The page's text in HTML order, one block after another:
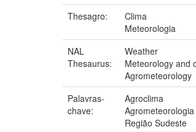
Thesagro:
Clima
Meteorologia
NAL
Thesaurus:
Weather
Meteorology and
Agrometeorology
Palavras-
chave:
Agroclima
Agrometeorologia
Região Sudeste